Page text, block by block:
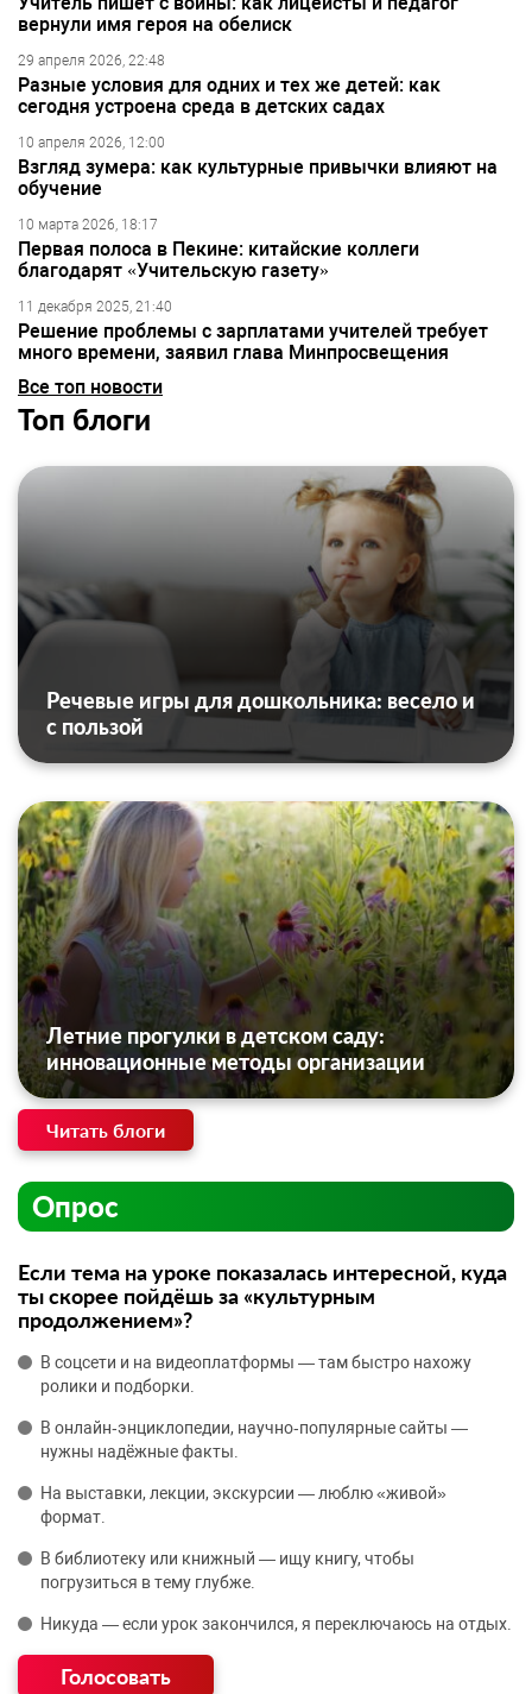
вернули имя героя на обелиск
29 апреля 2026, 22:48
Разные условия для одних и тех же детей: как
сегодня устроена среда в детских садах
10 апреля 2026, 12:00
Взгляд зумера: как культурные привычки влияют на
обучение
10 марта 2026, 18:17
Первая полоса в Пекине: китайские коллеги
благодарят «Учительскую газету»
11 декабря 2025, 21:40
Решение проблемы с зарплатами учителей требует
много времени, заявил глава Минпросвещения
Все топ новости
Топ блоги
Речевые игры для дошкольника: весело и
с пользой
Летние прогулки в детском саду:
инновационные методы организации
Читать блоги
Опрос
Если тема на уроке показалась интересной, куда
ты скорее пойдёшь за «культурным
продолжением»?
В соцсети и на видеоплатформы — там быстро нахожу
ролики и подборки.
В онлайн‑энциклопедии, научно‑популярные сайты —
нужны надёжные факты.
На выставки, лекции, экскурсии — люблю «живой»
формат.
В библиотеку или книжный — ищу книгу, чтобы
погрузиться в тему глубже.
Никуда — если урок закончился, я переключаюсь на отдых.